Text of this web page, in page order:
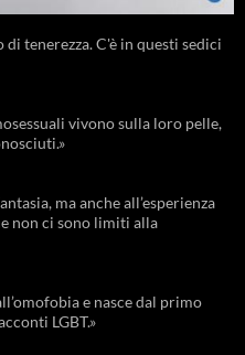
tenerezza. C'è in questi sedici
vivono sulla loro pelle,
ma anche all’esperienza
non ci sono limiti alla
e nasce dal primo
LGBT.»